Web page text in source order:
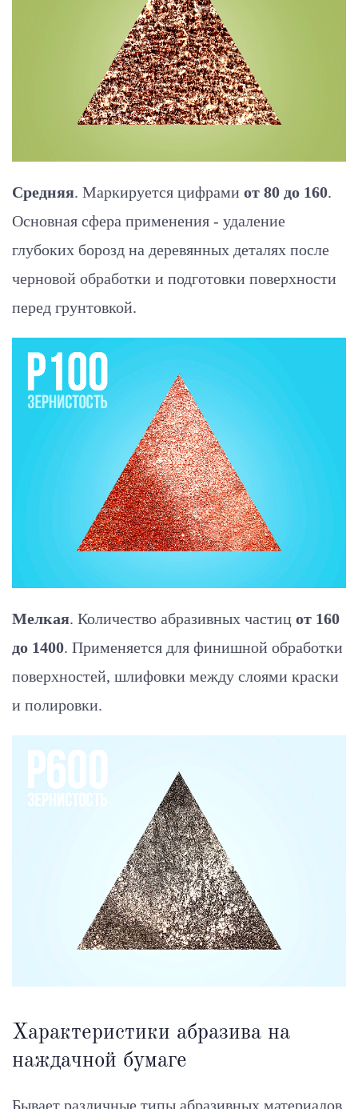
Средняя. Маркируется цифрами от 80 до 160.
Основная сфера применения - удаление
глубоких борозд на деревянных деталях после
черновой обработки и подготовки поверхности
перед грунтовкой.
Мелкая. Количество абразивных частиц от 160
до 1400. Применяется для финишной обработки
поверхностей, шлифовки между слоями краски
и полировки.
Характеристики абразива на
наждачной бумаге
Бывает различные типы абразивных материалов,